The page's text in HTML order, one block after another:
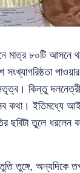
৮০টি আসনে
কিন্তু দলনেত্রী
কথা। ইতিমধ্যে
ছবিটা তুলে ধরলেন
তুঙ্গে, অন্যদিকে